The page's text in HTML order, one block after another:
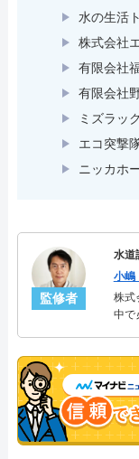
水の生活
株式会社
有限会社
有限会社
ミズラック
エコ突撃
ニッカホ
監修者
水道
小嶋
株
中で
決。
ャリ